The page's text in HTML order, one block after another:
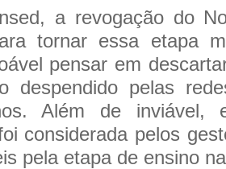
a revogação do
tornar essa etapa
pensar em
despendido pelas
Além de inviável,
considerada pelos
pela etapa de ensino